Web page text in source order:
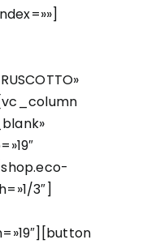
3″]